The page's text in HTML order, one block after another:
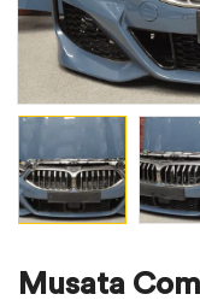
Musata